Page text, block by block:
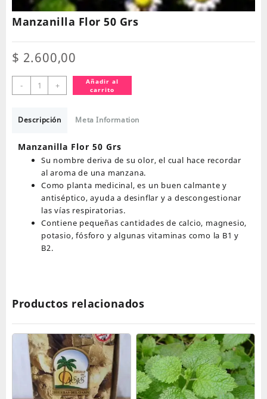
Manzanilla Flor 50 Grs
$ 2.600,00
-
Manzanilla
Flor
Grs
+
Añadir al
carrito
Descripción Meta Information
Manzanilla Flor 50 Grs
Su nombre deriva de su olor, el cual hace recordar
al aroma de una manzana.
Como planta medicinal, es un buen calmante y
antiséptico, ayuda a desinflar y a descongestionar
las vías respiratorias.
Contiene pequeñas cantidades de calcio, magnesio,
potasio, fósforo y algunas vitaminas como la B1 y
B2.
Productos relacionados